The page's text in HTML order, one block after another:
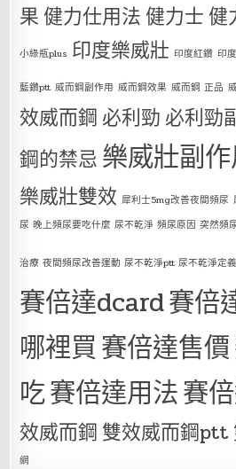
果健力仕用法健力士健
小綠瓶plus 印度樂威壯 印度紅鑽 印
藍鑽ptt 威而鋼副作用 威而鋼效果 威而鋼 正品
效威而鋼 必利勁 必利勁
鋼的禁忌 樂威壯副
樂威壯雙效 犀利士5mg改善夜間頻尿
尿 晚上頻尿要吃什麼 尿不乾淨 頻尿原因 突然頻
治療 夜間頻尿改善運動 尿不乾淨ptt 尿不乾淨定義
賽倍達dcard賽倍
哪裡買賽倍達售價
吃賽倍達用法賽
效威而鋼 雙效威而鋼ptt
網